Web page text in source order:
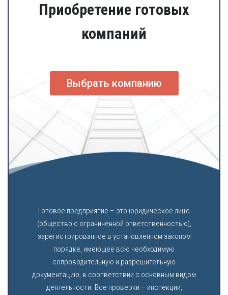
Приобретение готовых
компаний
Выбрать компанию
Готовое предприятие – это юридическое лицо
(общество с ограниченной ответственностью),
зарегистрированное в установленном законом
порядке, имеющее всю необходимую
сопроводительную и разрешительную
документацию, в соответствии с основным видом
деятельности. Все проверки – инспекции,